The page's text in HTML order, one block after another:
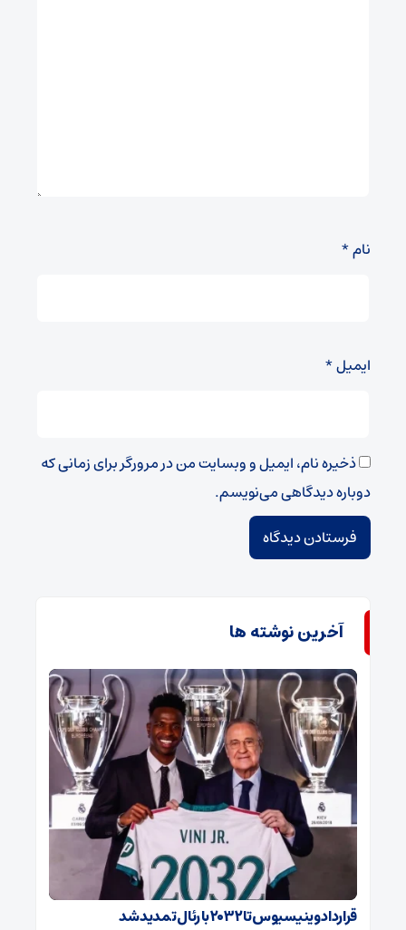
نام*
ایمیل*
ذخیره نام، ایمیل و وبسایت من در مرورگر برای زمانی که
دوباره دیدگاهی می‌نویسم.
آخرین نوشته ها
قرارداد وینیسیوس تا ۲۰۳۲ با رئال‌ تمدید شد